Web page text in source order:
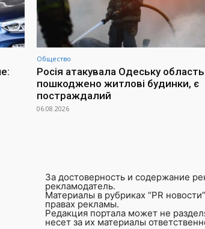
Общество
Росія атакувала Одеську
пошкоджено житлові будинки, є
постраждалий
06.08.2026
За достоверность и содержание
рекламодатель.
Материалы в рубриках “PR
правах рекламы.
Редакция портала может не
несет за их материалы